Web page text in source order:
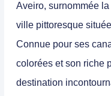
Aveiro, surnommée
ville pittoresque
Connue pour ses
colorées et son riche
destination